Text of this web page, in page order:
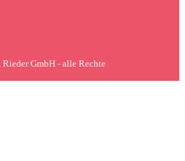
GmbH - alle Rechte